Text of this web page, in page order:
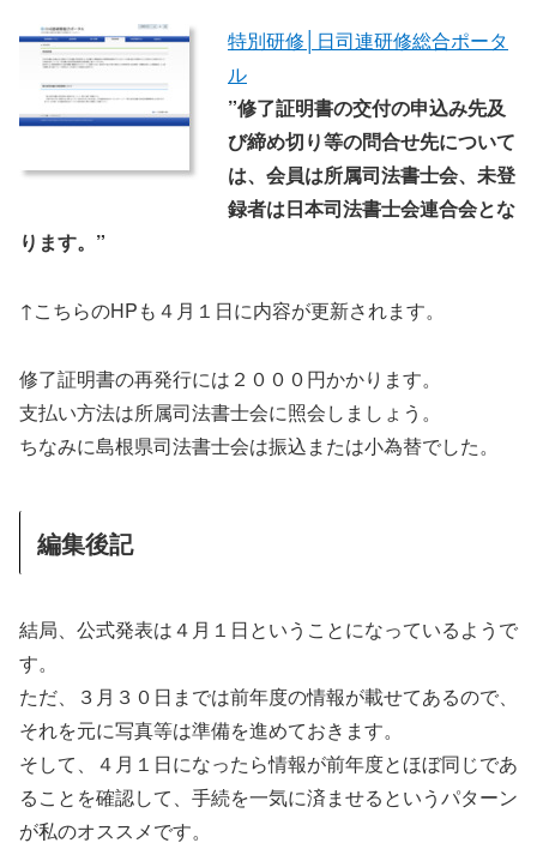
特別研修│日司連研修総合ポータ
ル
”修了証明書の交付の申込み先及
び締め切り等の問合せ先について
は、会員は所属司法書士会、未登
録者は日本司法書士会連合会とな
ります。”
↑こちらのHPも４月１日に内容が更新されます。
修了証明書の再発行には２０００円かかります。
支払い方法は所属司法書士会に照会しましょう。
ちなみに島根県司法書士会は振込または小為替でした。
編集後記
結局、公式発表は４月１日ということになっているようで
す。
ただ、３月３０日までは前年度の情報が載せてあるので、
それを元に写真等は準備を進めておきます。
そして、４月１日になったら情報が前年度とほぼ同じであ
ることを確認して、手続を一気に済ませるというパターン
が私のオススメです。